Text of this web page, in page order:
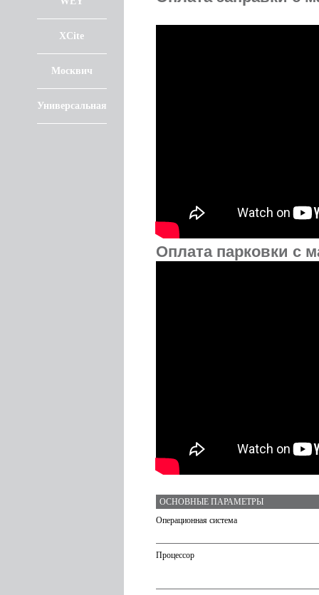
XCite
Москвич
Универсальная
Оплата парковки с
ОСНОВНЫЕ ПАРАМЕТРЫ
Операционная система
Процессор